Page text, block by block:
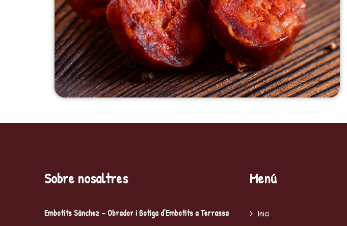
Sobre nosaltres
Embotits Sánchez – Obrador i Botiga d’Embotits a Terrassa
Menú
Inici